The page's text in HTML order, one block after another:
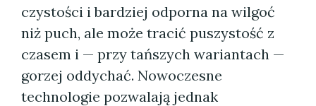
czystości i bardziej odporna na wilgoć
niż puch, ale może tracić puszystość z
czasem i — przy tańszych wariantach —
gorzej oddychać. Nowoczesne
technologie pozwalają jednak